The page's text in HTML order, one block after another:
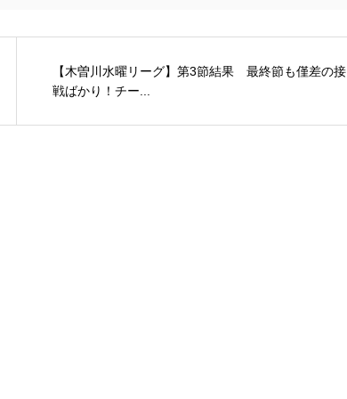
【木曽川水曜リーグ】第3節結果 最終節も僅差の接
戦ばかり！チー...